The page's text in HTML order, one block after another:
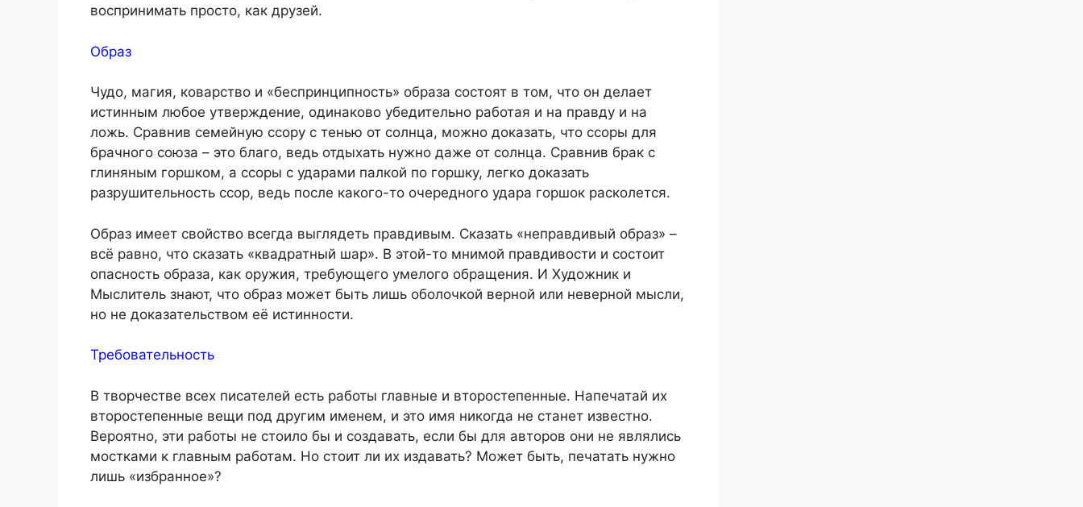
воспринимать просто, как друзей.
Образ
Чудо, магия, коварство и «беспринципность» образа состоят в том, что он делает
истинным любое утверждение, одинаково убедительно работая и на правду и на
ложь. Сравнив семейную ссору с тенью от солнца, можно доказать, что ссоры для
брачного союза – это благо, ведь отдыхать нужно даже от солнца. Сравнив брак с
глиняным горшком, а ссоры с ударами палкой по горшку, легко доказать
разрушительность ссор, ведь после какого-то очередного удара горшок расколется.
Образ имеет свойство всегда выглядеть правдивым. Сказать «неправдивый образ» –
всё равно, что сказать «квадратный шар». В этой-то мнимой правдивости и состоит
опасность образа, как оружия, требующего умелого обращения. И Художник и
Мыслитель знают, что образ может быть лишь оболочкой верной или неверной мысли,
но не доказательством её истинности.
Требовательность
В творчестве всех писателей есть работы главные и второстепенные. Напечатай их
второстепенные вещи под другим именем, и это имя никогда не станет известно.
Вероятно, эти работы не стоило бы и создавать, если бы для авторов они не являлись
мостками к главным работам. Но стоит ли их издавать? Может быть, печатать нужно
лишь «избранное»?